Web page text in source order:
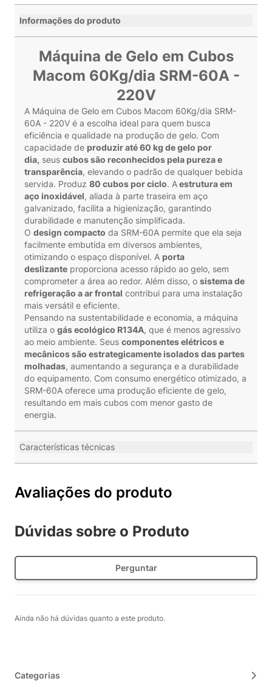
Informações do produto
Máquina de Gelo em Cubos
Macom 60Kg/dia SRM-60A -
220V
A Máquina de Gelo em Cubos Macom 60Kg/dia SRM-
60A - 220V é a escolha ideal para quem busca
eficiência e qualidade na produção de gelo. Com
capacidade de produzir até 60 kg de gelo por
dia, seus cubos são reconhecidos pela pureza e
transparência, elevando o padrão de qualquer bebida
servida. Produz 80 cubos por ciclo. Aestrutura em
aço inoxidável, aliada à parte traseira em aço
galvanizado, facilita a higienização, garantindo
durabilidade e manutenção simplificada.
O design compacto da SRM-60A permite que ela seja
facilmente embutida em diversos ambientes,
otimizando o espaço disponível. A porta
deslizante proporciona acesso rápido ao gelo, sem
comprometer a área ao redor. Além disso, o sistema de
refrigeração a ar frontal contribui para uma instalação
mais versátil e eficiente.
Pensando na sustentabilidade e economia, a máquina
utiliza o gás ecológico R134A, que é menos agressivo
ao meio ambiente. Seus componentes elétricos e
mecânicos são estrategicamente isolados das partes
molhadas, aumentando a segurança e a durabilidade
do equipamento. Com consumo energético otimizado, a
SRM-60A oferece uma produção eficiente de gelo,
resultando em mais cubos com menor gasto de
energia.
Características técnicas
Avaliações do produto
Dúvidas sobre o Produto
Perguntar
Ainda não há dúvidas quanto a este produto.
Categorias